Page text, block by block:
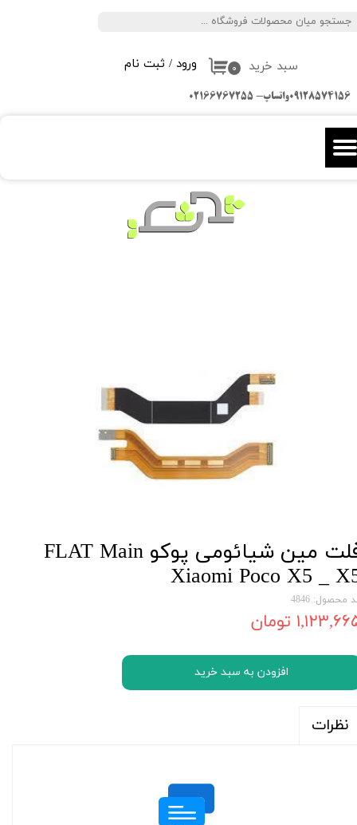
ورود / ثبت نام
تغییر گذر واژه
سفارشات
خروج از حساب کاربری
۰ سبد خرید
فلت مین شیائومی پوکو FLAT Main
Xiaomi Poco X5 _
محصول: 4846
تومان
افزودن به سبد خرید
نظرات